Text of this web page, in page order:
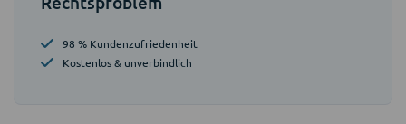
98 % Kundenzufriedenheit
Kostenlos & unverbindlich